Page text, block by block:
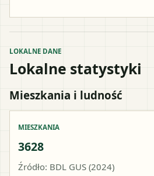
LOKALNE DANE
Lokalne statystyki
Mieszkania i ludność
MIESZKANIA
3628
Źródło: BDL GUS (2024)